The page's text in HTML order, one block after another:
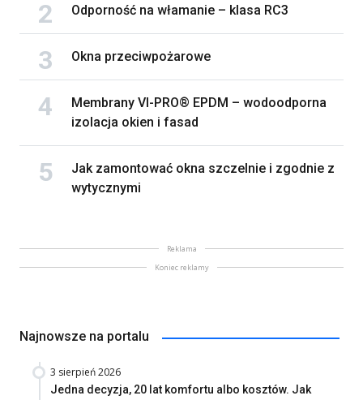
Odporność na włamanie – klasa RC3
Okna przeciwpożarowe
Membrany VI-PRO® EPDM – wodoodporna
izolacja okien i fasad
Jak zamontować okna szczelnie i zgodnie z
wytycznymi
Reklama
Koniec reklamy
Najnowsze na portalu
3 sierpień 2026
Jedna decyzja, 20 lat komfortu albo kosztów. Jak